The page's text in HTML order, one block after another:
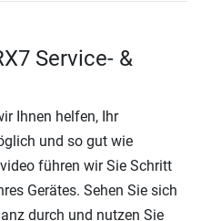
Service- &
Ihnen helfen, Ihr
und so gut wie
führen wir Sie Schritt
Gerätes. Sehen Sie sich
durch und nutzen Sie